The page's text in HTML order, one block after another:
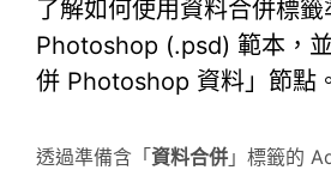
了解如何使用資料合併標
Photoshop (.psd) 範本，
併 Photoshop 資料」節點。
透過準備含「 資料合併 」標籤的